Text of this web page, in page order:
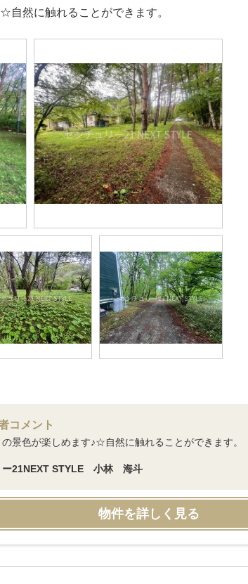
然に触れることができます。
コメント
景色が楽しめます♪☆自然に触れることができます。
ー21NEXT STYLE 小林 海斗
物件を詳しく見る